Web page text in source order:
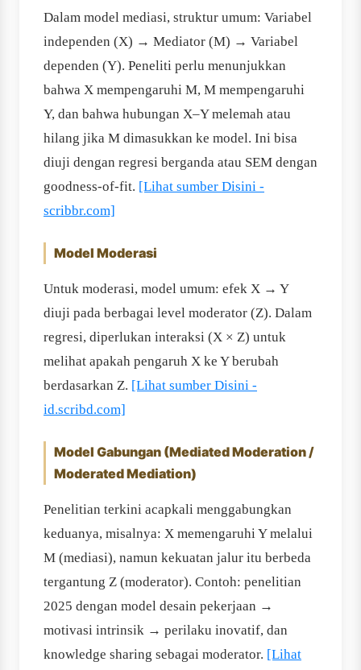
Dalam model mediasi, struktur umum: Variabel
independen (X) → Mediator (M) → Variabel
dependen (Y). Peneliti perlu menunjukkan
bahwa X mempengaruhi M, M mempengaruhi
Y, dan bahwa hubungan X–Y melemah atau
hilang jika M dimasukkan ke model. Ini bisa
diuji dengan regresi berganda atau SEM dengan
goodness-of-fit. [Lihat sumber Disini -
scribbr.com]
Model Moderasi
Untuk moderasi, model umum: efek X → Y
diuji pada berbagai level moderator (Z). Dalam
regresi, diperlukan interaksi (X × Z) untuk
melihat apakah pengaruh X ke Y berubah
berdasarkan Z. [Lihat sumber Disini -
id.scribd.com]
Model Gabungan (Mediated Moderation /
Moderated Mediation)
Penelitian terkini acapkali menggabungkan
keduanya, misalnya: X memengaruhi Y melalui
M (mediasi), namun kekuatan jalur itu berbeda
tergantung Z (moderator). Contoh: penelitian
2025 dengan model desain pekerjaan →
motivasi intrinsik → perilaku inovatif, dan
knowledge sharing sebagai moderator. [Lihat